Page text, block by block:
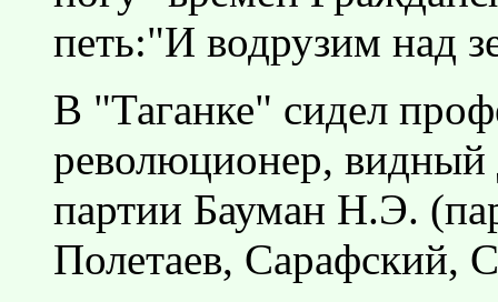
петь:"И водрузим над
В "Таганке" сидел
революционер, видный
партии Бауман Н.Э.
Полетаев, Сарафский,